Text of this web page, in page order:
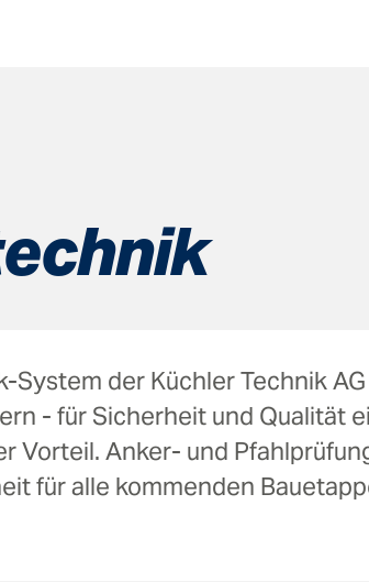
System der Küchler Technik
- für Sicherheit und Qualität
Vorteil. Anker- und
für alle kommenden